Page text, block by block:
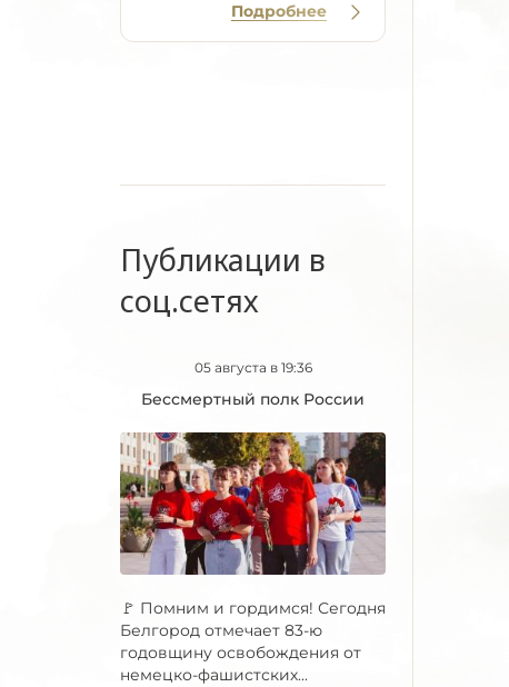
Подробнее
Публикации в
соц.сетях
05 августа в 19:36
Бессмертный полк России
🚩 Помним и гордимся! Сегодня
Белгород отмечает 83-ю
годовщину освобождения от
немецко-фашистских...